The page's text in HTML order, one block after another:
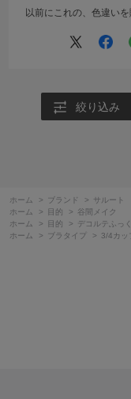
以前にこれの、色違い
絞り込み
ホーム > ブランド >
サルート
ホーム
> 目的 >
谷間メイク
ホーム
> 目的 >
デコルテふっ
ホーム
> ブラタイプ > 3/4カッ